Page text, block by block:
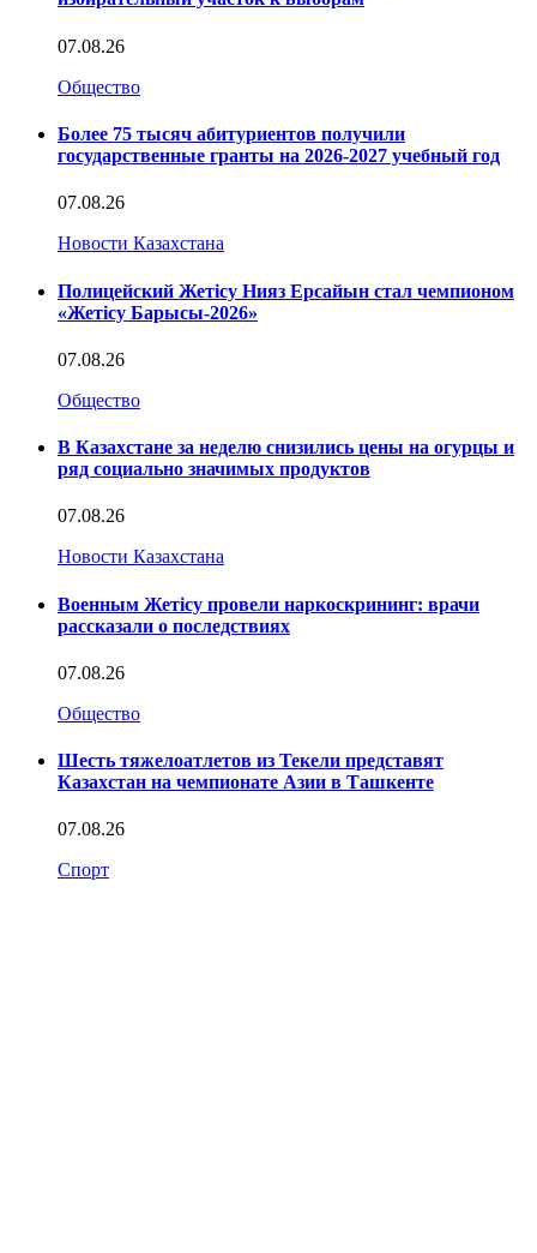
07.08.26
Общество
Более 75 тысяч абитуриентов получили
государственные гранты на 2026-2027 учебный год
07.08.26
Новости Казахстана
Полицейский Жетісу Нияз Ерсайын стал чемпионом
«Жетісу Барысы-2026»
07.08.26
Общество
В Казахстане за неделю снизились цены на огурцы и
ряд социально значимых продуктов
07.08.26
Новости Казахстана
Военным Жетісу провели наркоскрининг: врачи
рассказали о последствиях
07.08.26
Общество
Шесть тяжелоатлетов из Текели представят
Казахстан на чемпионате Азии в Ташкенте
07.08.26
Спорт